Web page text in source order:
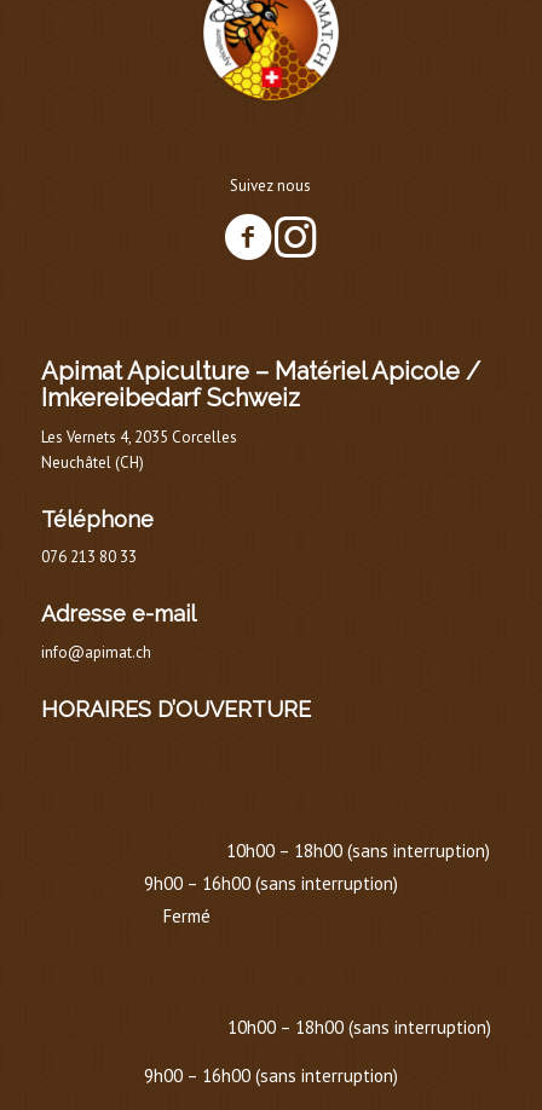
Suivez nous
Apimat Apiculture – Matériel Apicole /
Imkereibedarf Schweiz
Les Vernets 4, 2035 Corcelles
Neuchâtel (CH)
Téléphone
076 213 80 33
Adresse e-mail
info@apimat.ch
HORAIRES D’OUVERTURE
10h00 – 18h00 (sans interruption)
9h00 – 16h00 (sans interruption)
Fermé
10h00 – 18h00 (sans interruption)
9h00 – 16h00 (sans interruption)